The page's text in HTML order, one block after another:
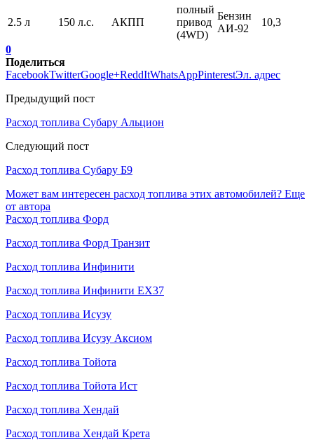
2.5 л 150 л.с. АКПП
полный
привод
(4WD)
Бензин
АИ-92
10,3
0
Поделиться
FacebookTwitterGoogle+ReddItWhatsAppPinterestЭл. адрес
Предыдущий пост
Расход топлива Субару Альцион
Следующий пост
Расход топлива Субару Б9
Может вам интересен расход топлива этих автомобилей? Еще
от автора
Расход топлива Форд
Расход топлива Форд Транзит
Расход топлива Инфинити
Расход топлива Инфинити ЕХ37
Расход топлива Исузу
Расход топлива Исузу Аксиом
Расход топлива Тойота
Расход топлива Тойота Ист
Расход топлива Хендай
Расход топлива Хендай Крета